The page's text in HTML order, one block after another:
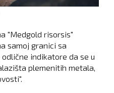
"Medgold risorsis"
samoj granici sa
indikatore da se u
plemenitih metala,